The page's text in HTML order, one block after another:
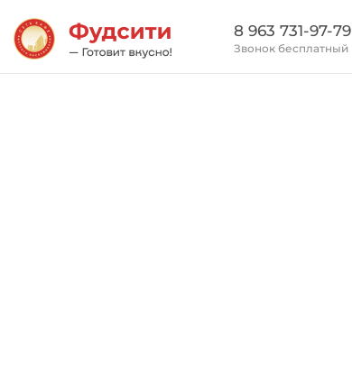
8 963 731-97-79
Звонок бесплатный